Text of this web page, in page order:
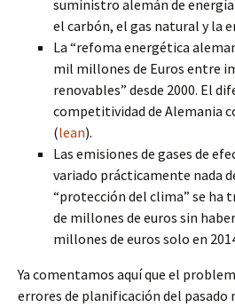
suministro alemán de
el carbón, el gas natural y la
La “refoma energética
mil millones de Euros entre
renovables” desde 2000. El
competitividad de Alemania
(lean).
Las emisiones de gases de
variado prácticamente nada
“protección del clima” se ha
de millones de euros sin
millones de euros solo en
Ya comentamos aquí que el
errores de planificación del pasado